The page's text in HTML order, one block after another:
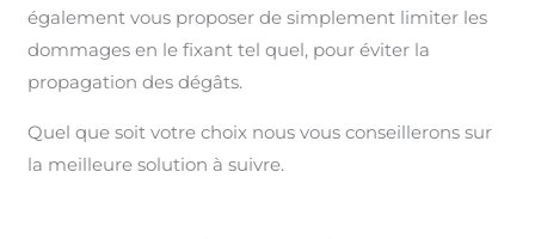
également vous proposer de simplement limiter les
dommages en le fixant tel quel, pour éviter la
propagation des dégâts.
Quel que soit votre choix nous vous conseillerons sur
la meilleure solution à suivre.